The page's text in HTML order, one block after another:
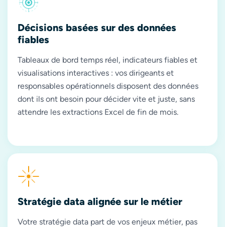
Décisions basées sur des données
fiables
Tableaux de bord temps réel, indicateurs fiables et
visualisations interactives : vos dirigeants et
responsables opérationnels disposent des données
dont ils ont besoin pour décider vite et juste, sans
attendre les extractions Excel de fin de mois.
Stratégie data alignée sur le métier
Votre stratégie data part de vos enjeux métier, pas